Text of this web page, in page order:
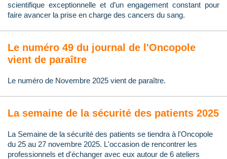
scientifique exceptionnelle et d’un engagement constant pour
faire avancer la prise en charge des cancers du sang.
Le numéro 49 du journal de l'Oncopole
vient de paraître
Le numéro de Novembre 2025 vient de paraître.
La semaine de la sécurité des patients 2025
La Semaine de la sécurité des patients se tiendra à l'Oncopole
du 25 au 27 novembre 2025. L'occasion de rencontrer les
professionnels et d'échanger avec eux autour de 6 ateliers